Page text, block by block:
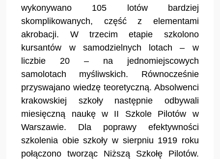
wykonywano 105 lotów bardziej
skomplikowanych, część z elementami
akrobacji. W trzecim etapie szkolono
kursantów w samodzielnych lotach – w
liczbie 20 – na jednomiejscowych
samolotach myśliwskich. Równocześnie
przyswajano wiedzę teoretyczną. Absolwenci
krakowskiej szkoły następnie odbywali
miesięczną naukę w II Szkole Pilotów w
Warszawie. Dla poprawy efektywności
szkolenia obie szkoły w sierpniu 1919 roku
połączono tworząc Niższą Szkołę Pilotów.